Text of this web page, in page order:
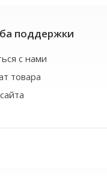
поддержки
с нами
товара